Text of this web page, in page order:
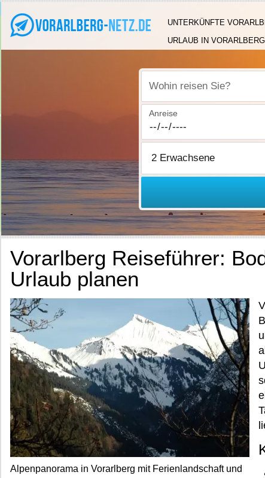
UNTERKÜNFTE
URLAUB IN VORARLBERG
Wohin reisen Sie?
Anreise
Vorarlberg Reiseführer:
Urlaub planen
Alpenpanorama in Vorarlberg mit Ferienlandschaft und